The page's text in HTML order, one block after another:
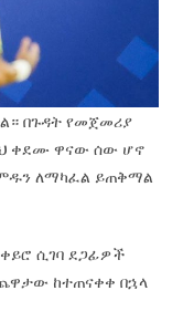
በጉዳት የመጀመሪያ
ቀደሙ ዋናው ሰው ሆኖ
ለማካፈል ይጠቅማል
ሲገባ ደጋፊዎች
ጨዋታው ከተጠናቀቀ በኋላ